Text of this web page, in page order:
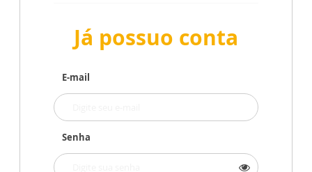
Já possuo conta
E-mail
Senha